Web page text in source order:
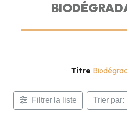
Titre
Filtrer la liste Trier par: